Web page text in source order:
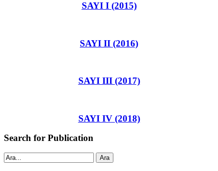
SAYI I (2015)
SAYI II (2016)
SAYI III (2017)
SAYI IV (2018)
Search for Publication
Ara